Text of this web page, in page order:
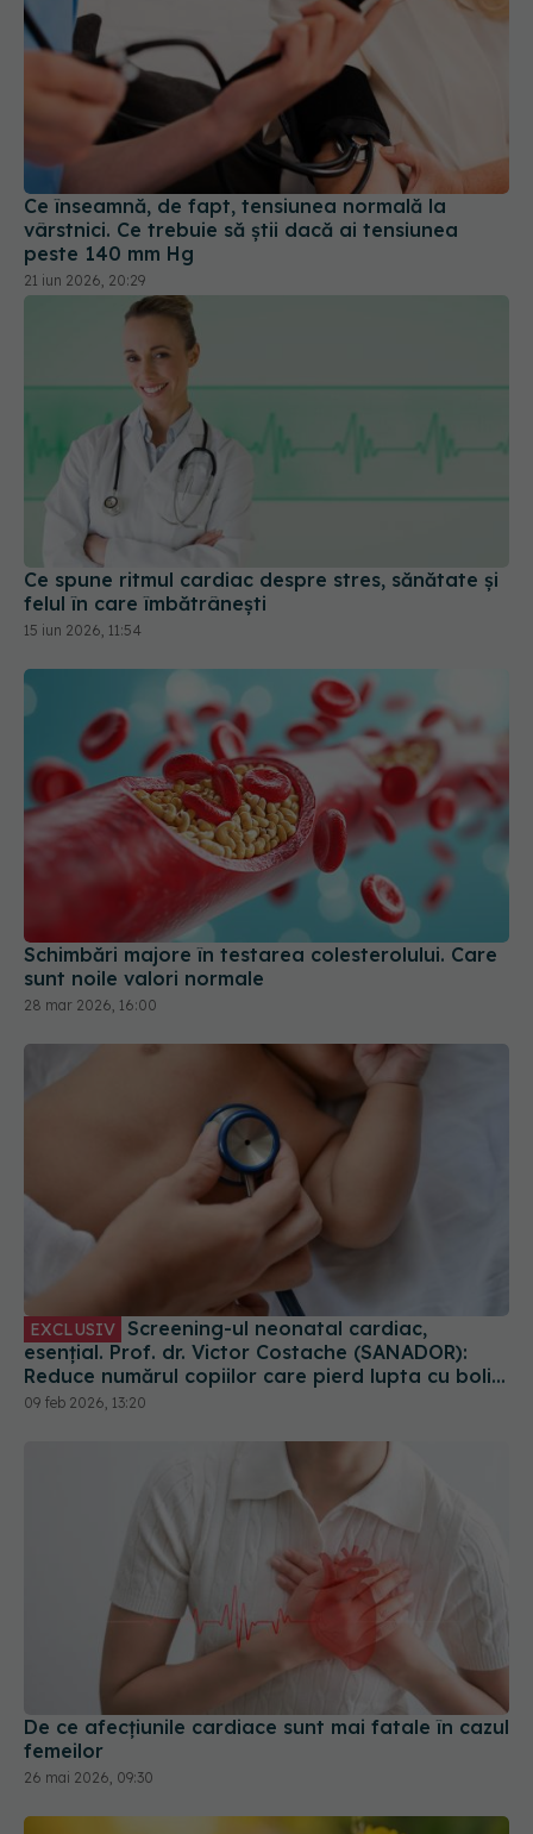
Ce înseamnă, de fapt, tensiunea normală la
vârstnici. Ce trebuie să știi dacă ai tensiunea
peste 140 mm Hg
21 iun 2026, 20:29
Ce spune ritmul cardiac despre stres, sănătate și
felul în care îmbătrânești
15 iun 2026, 11:54
Schimbări majore în testarea colesterolului. Care
sunt noile valori normale
EXCLUSIV
esențial. Prof. dr. Victor Costache (SANADOR):
Reduce numărul copiilor care pierd lupta cu bolile
De ce afecțiunile cardiace sunt mai fatale în cazul
femeilor
26 mai 2026, 09:30